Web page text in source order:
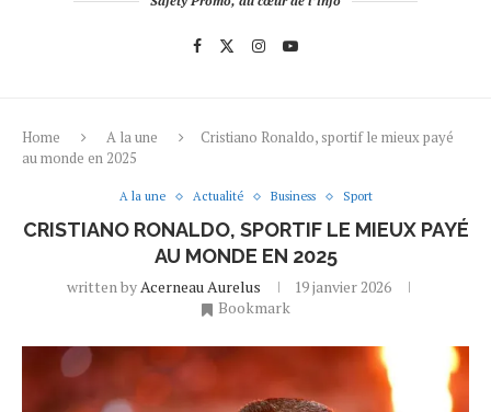
Home A la une
Cristiano Ronaldo, sportif le mieux payé
au monde en 2025
A la une Actualité Business Sport
CRISTIANO RONALDO, SPORTIF LE MIEUX PAYÉ
AU MONDE EN 2025
written byAcerneau Aurelus
19 janvier 2026
Bookmark